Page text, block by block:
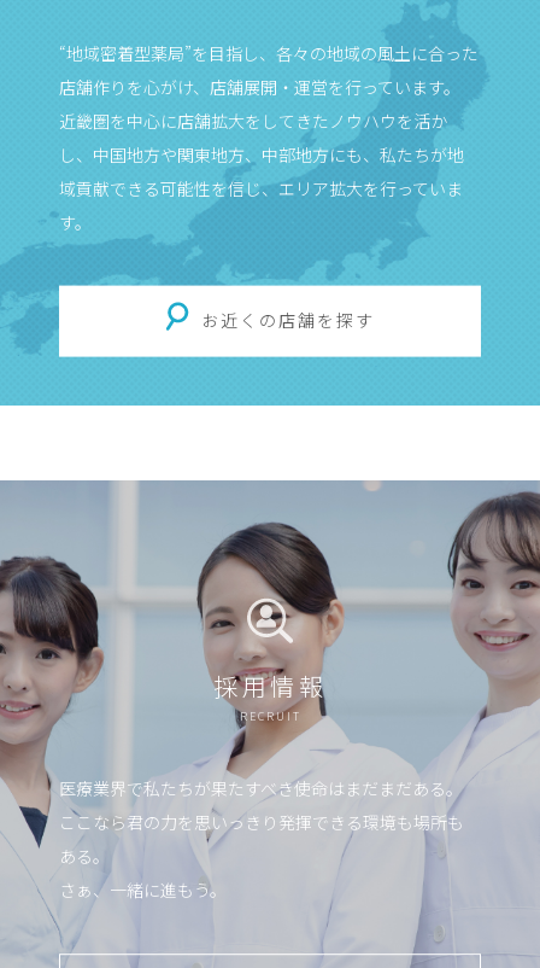
“地域密着型薬局”を目指し、各々の地域の風土に合った
店舗作りを心がけ、店舗展開・運営を行っています。
近畿圏を中心に店舗拡大をしてきたノウハウを活か
し、中国地方や関東地方、中部地方にも、私たちが地
域貢献できる可能性を信じ、エリア拡大を行っていま
す。
お近くの店舗を探す
採用情報
RECRUIT
医療業界で私たちが果たすべき使命はまだまだある。
ここなら君の力を思いっきり発揮できる環境も場所も
ある。
さぁ、一緒に進もう。